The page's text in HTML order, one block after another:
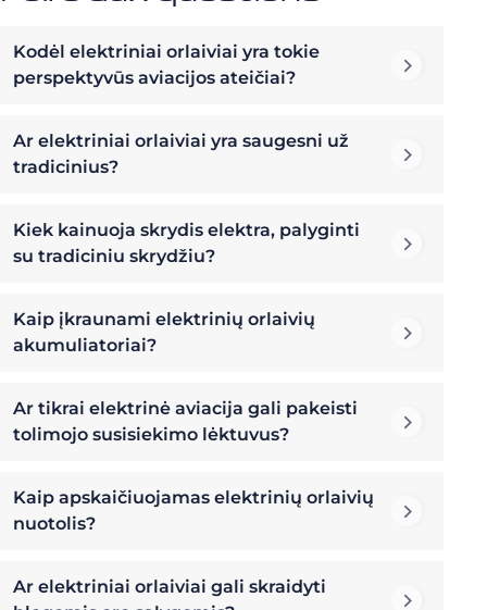
Kodėl elektriniai orlaiviai yra tokie
perspektyvūs aviacijos ateičiai?
Ar elektriniai orlaiviai yra saugesni už
tradicinius?
Kiek kainuoja skrydis elektra, palyginti
su tradiciniu skrydžiu?
Kaip įkraunami elektrinių orlaivių
akumuliatoriai?
Ar tikrai elektrinė aviacija gali pakeisti
tolimojo susisiekimo lėktuvus?
Kaip apskaičiuojamas elektrinių orlaivių
nuotolis?
Ar elektriniai orlaiviai gali skraidyti